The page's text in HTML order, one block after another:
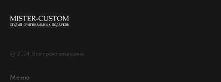
© 2024. Все права защищены
Меню